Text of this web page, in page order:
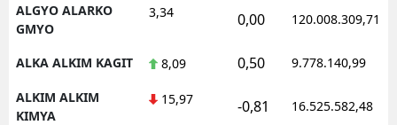
ALGYO ALARKO
GMYO
3,34 0,00 120.008.309,71
ALKA ALKIM KAGIT 8,09 0,50 9.778.140,99
ALKIM ALKIM
KIMYA
15,97 -0,81 16.525.582,48